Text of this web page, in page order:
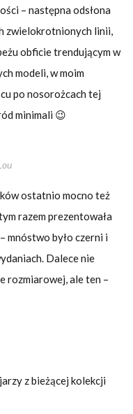
– następna odsłona
zwielokrotnionych linii,
obficie trendującym w
modeli, w moim
po nosorożcach tej
minimali 😉
ostatnio mocno też
razem prezentowała
mnóstwo było czerni i
Dalece nie
rozmiarowej, ale ten –
z bieżącej kolekcji